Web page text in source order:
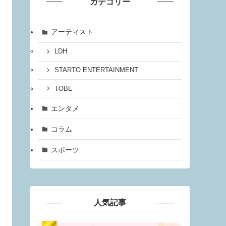
アーティスト
LDH
STARTO ENTERTAINMENT
TOBE
エンタメ
コラム
スポーツ
人気記事